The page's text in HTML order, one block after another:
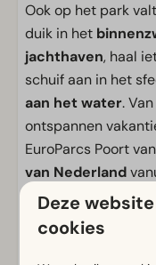
Ook op het park
duik in het
jachthaven, haal
schuif aan in het
aan het water.
ontspannen
EuroParcs Poort
van Nederland
Voorzieningen
Deze
cookies